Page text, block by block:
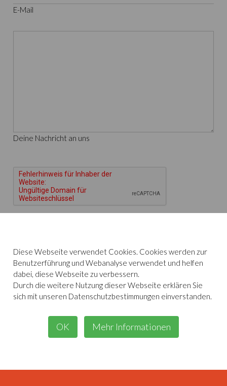
E-Mail
Deine Nachricht an uns
Diese Webseite verwendet Cookies. Cookies werden zur
Benutzerführung und Webanalyse verwendet und helfen
dabei, diese Webseite zu verbessern.
Durch die weitere Nutzung dieser Webseite erklären Sie
sich mit unseren Datenschutzbestimmungen einverstanden.
OK Mehr Informationen
Wir sind fester Spendenparter des Bethanien Kinder- und